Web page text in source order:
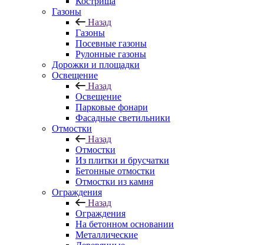
Газоны
Назад
Газоны
Посевные газоны
Рулонные газоны
Дорожки и площадки
Освещение
Назад
Освещение
Парковые фонари
Фасадные светильники
Отмостки
Назад
Отмостки
Из плитки и брусчатки
Бетонные отмостки
Отмостки из камня
Ограждения
Назад
Ограждения
На бетонном основании
Металлические